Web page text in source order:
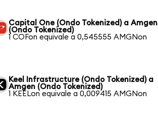
Capital One (Ondo Tokenized) a Amgen
(Ondo Tokenized)
1 COFon equivale a 0,545555 AMGNon
Keel Infrastructure (Ondo Tokenized) a
Amgen (Ondo Tokenized)
1 KEELon equivale a 0,009415 AMGNon